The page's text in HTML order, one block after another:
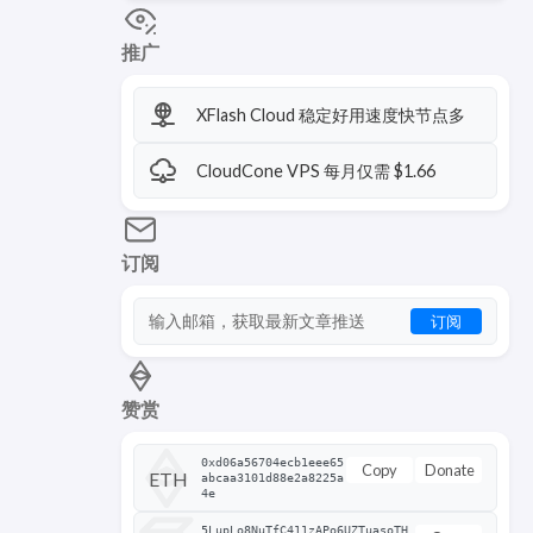
推广
XFlash Cloud 稳定好用速度快节点多
CloudCone VPS 每月仅需 $1.66
订阅
订阅
赞赏
ETH
0xd06a56704ecb1eee65
abcaa3101d88e2a8225a
4e
Copy Donate
5LupLo8NuTfC411zAPo6UZTuasoTH